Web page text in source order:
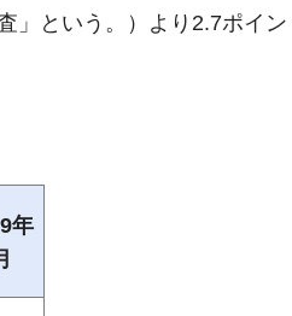
」という。）より2.7ポイ
年